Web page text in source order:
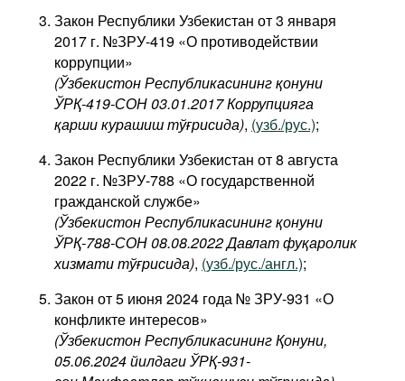
Закон Республики Узбекистан от 3 января
2017 г. №ЗРУ-419 «О противодействии
коррупции»
(Ўзбекистон Республикасининг қонуни
ЎРҚ-419-СОН 03.01.2017 Коррупцияга
қарши курашиш тўғрисида), (узб./рус.);
Закон Республики Узбекистан от 8 августа
2022 г. №ЗРУ-788 «О государственной
гражданской службе»
(Ўзбекистон Республикасининг қонуни
ЎРҚ-788-СОН 08.08.2022 Давлат фуқаролик
хизмати тўғрисида), (узб./рус./англ.);
Закон от 5 июня 2024 года № ЗРУ-931 «О
конфликте интересов»
(Ўзбекистон Республикасининг Қонуни,
05.06.2024 йилдаги ЎРҚ-931-